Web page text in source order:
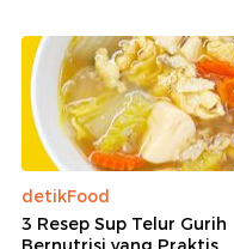
detikFood
3 Resep Sup Telur Gurih